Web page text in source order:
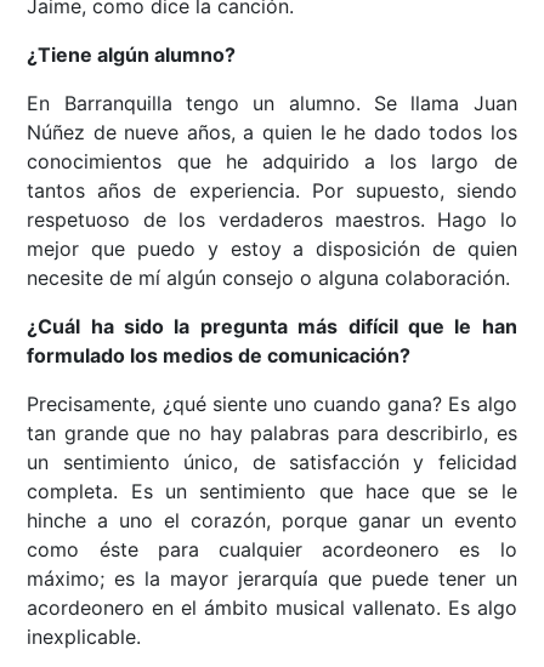
Jaime, como dice la canción.
¿Tiene algún alumno?
En Barranquilla tengo un alumno. Se llama Juan
Núñez de nueve años, a quien le he dado todos los
conocimientos que he adquirido a los largo de
tantos años de experiencia. Por supuesto, siendo
respetuoso de los verdaderos maestros. Hago lo
mejor que puedo y estoy a disposición de quien
necesite de mí algún consejo o alguna colaboración.
¿Cuál ha sido la pregunta más difícil que le han
formulado los medios de comunicación?
Precisamente, ¿qué siente uno cuando gana? Es algo
tan grande que no hay palabras para describirlo, es
un sentimiento único, de satisfacción y felicidad
completa. Es un sentimiento que hace que se le
hinche a uno el corazón, porque ganar un evento
como éste para cualquier acordeonero es lo
máximo; es la mayor jerarquía que puede tener un
acordeonero en el ámbito musical vallenato. Es algo
inexplicable.